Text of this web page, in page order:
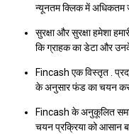
न्यूनतम क्लिक में अधिकतम
सुरक्षा और सुरक्षा हमेशा
कि ग्राहक का डेटा और
Fincash एक विस्तृत .
के अनुसार फंड का चयन
Fincash के अनुकूलित
चयन प्रक्रिया को आसान